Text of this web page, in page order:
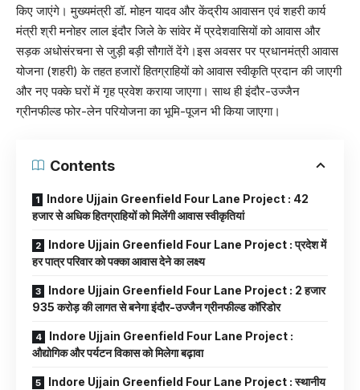
किए जाएंगे। मुख्यमंत्री डॉ. मोहन यादव और केंद्रीय आवासन एवं शहरी कार्य
मंत्री श्री मनोहर लाल इंदौर जिले के सांवेर में प्रदेशवासियों को आवास और
सड़क अधोसंरचना से जुड़ी बड़ी सौगातें देंगे।इस अवसर पर प्रधानमंत्री आवास
योजना (शहरी) के तहत हजारों हितग्राहियों को आवास स्वीकृति प्रदान की जाएगी
और नए पक्के घरों में गृह प्रवेश कराया जाएगा। साथ ही इंदौर-उज्जैन
ग्रीनफील्ड फोर-लेन परियोजना का भूमि-पूजन भी किया जाएगा।
Contents
Indore Ujjain Greenfield Four Lane Project : 42
हजार से अधिक हितग्राहियों को मिलेंगी आवास स्वीकृतियां
Indore Ujjain Greenfield Four Lane Project : प्रदेश में
हर पात्र परिवार को पक्का आवास देने का लक्ष्य
Indore Ujjain Greenfield Four Lane Project : 2 हजार
935 करोड़ की लागत से बनेगा इंदौर-उज्जैन ग्रीनफील्ड कॉरिडोर
Indore Ujjain Greenfield Four Lane Project :
औद्योगिक और पर्यटन विकास को मिलेगा बढ़ावा
Indore Ujjain Greenfield Four Lane Project : स्थानीय